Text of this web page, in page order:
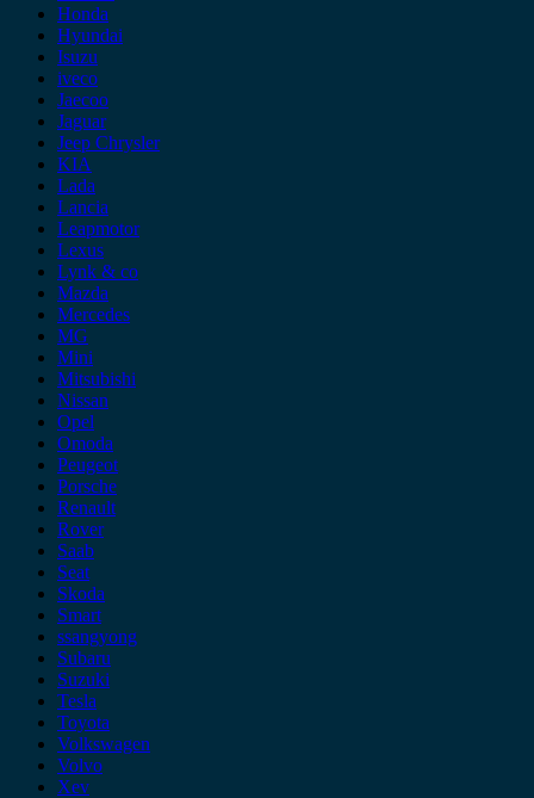
Honda
Hyundai
Isuzu
iveco
Jaecoo
Jaguar
Jeep Chrysler
KIA
Lada
Lancia
Leapmotor
Lexus
Lynk & co
Mazda
Mercedes
MG
Mini
Mitsubishi
Nissan
Opel
Omoda
Peugeot
Porsche
Renault
Rover
Saab
Seat
Skoda
Smart
ssangyong
Subaru
Suzuki
Tesla
Toyota
Volkswagen
Volvo
Xev